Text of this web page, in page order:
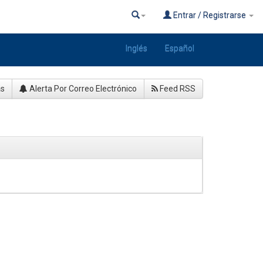
Entrar / Registrarse
Inglés Español
Alerta Por Correo Electrónico Feed RSS